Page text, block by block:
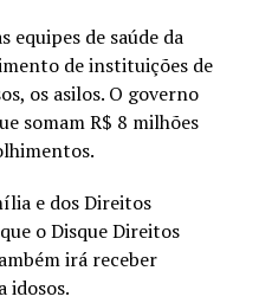
equipes de saúde da
de instituições de
os asilos. O governo
somam R$ 8 milhões
e dos Direitos
o Disque Direitos
irá receber
idosos.